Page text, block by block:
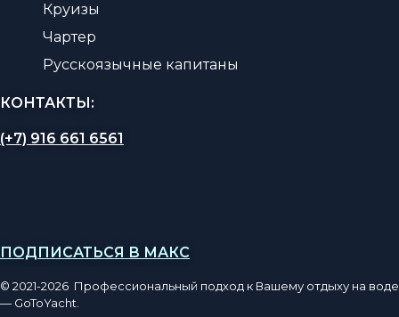
Круизы
Чартер
Русскоязычные капитаны
КОНТАКТЫ:
(+7) 916 661 6561
ПОДПИСАТЬСЯ В МАКС
© 2021-2026 Профессиональный подход к Вашему отдыху на воде
— GoToYacht.